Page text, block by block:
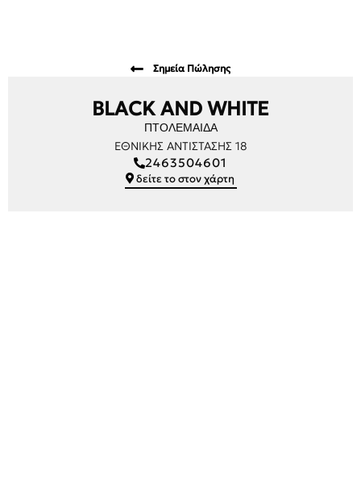
Σημεία Πώλησης
BLACK AND WHITE
ΠΤΟΛΕΜΑΙΔΑ
ΕΘΝΙΚΗΣ ΑΝΤΙΣΤΑΣΗΣ 18
2463504601
δείτε το στον χάρτη